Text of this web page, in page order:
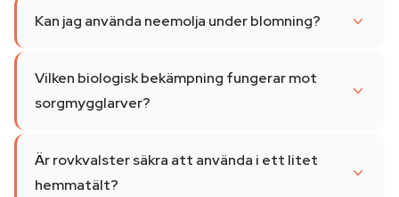
Kan jag använda neemolja under blomning?
Vilken biologisk bekämpning fungerar mot
sorgmygglarver?
Är rovkvalster säkra att använda i ett litet
hemmatält?